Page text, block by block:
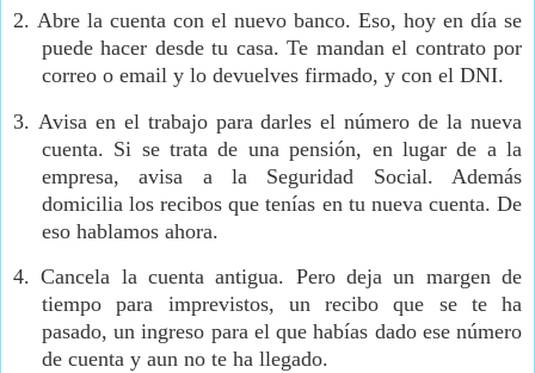
2. Abre la cuenta con el nuevo banco. Eso, hoy en día se
puede hacer desde tu casa. Te mandan el contrato por
correo o email y lo devuelves firmado, y con el DNI.
3. Avisa en el trabajo para darles el número de la nueva
cuenta. Si se trata de una pensión, en lugar de a la
empresa, avisa a la Seguridad Social. Además
domicilia los recibos que tenías en tu nueva cuenta. De
eso hablamos ahora.
4. Cancela la cuenta antigua. Pero deja un margen de
tiempo para imprevistos, un recibo que se te ha
pasado, un ingreso para el que habías dado ese número
de cuenta y aun no te ha llegado.